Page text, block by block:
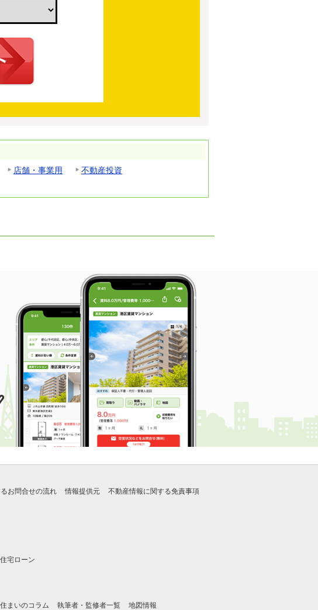
店舗・事業用
不動産投資
お問合せの流れ 情報提供元 不動産情報に関する免責事項
住宅ローン
住まいのコラム 執筆者・監修者一覧 地図情報